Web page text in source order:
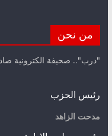
من نحن
"درب".. صحيفة الكترونية
رئيس الحزب
مدحت الزاهد